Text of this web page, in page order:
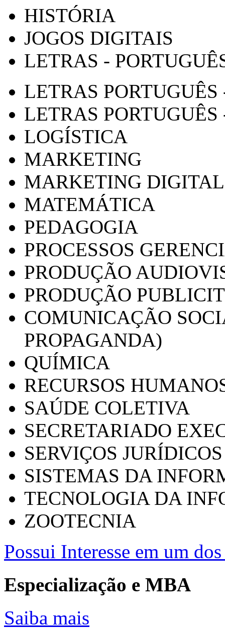
HISTÓRIA
JOGOS DIGITAIS
LETRAS -
LETRAS
LETRAS PORTUGUÊS
LOGÍSTICA
MARKETING
MARKETING DIGITAL
MATEMÁTICA
PEDAGOGIA
PROCESSOS
PRODUÇÃO
PRODUÇÃO
COMUNICAÇÃO
PROPAGANDA)
QUÍMICA
RECURSOS
SAÚDE COLETIVA
SECRETARIADO
SERVIÇOS
SISTEMAS DA
TECNOLOGIA DA
ZOOTECNIA
Possui Interesse em um
Especialização e MBA
Saiba mais